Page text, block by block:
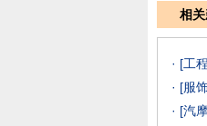
相关
· [工
· [服
· [汽